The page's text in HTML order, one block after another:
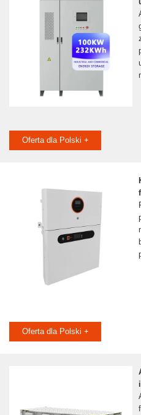
Oferta dla Polski +
Oferta dla Polski +